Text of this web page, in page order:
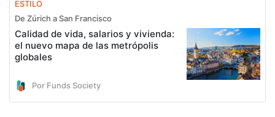
ESTILO
De Zúrich a San Francisco
Calidad de vida, salarios y vivienda:
el nuevo mapa de las metrópolis
globales
Por Funds Society